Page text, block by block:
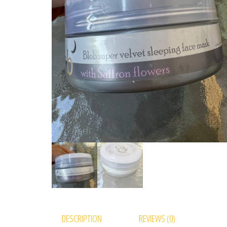
DESCRIPTION REVIEWS (0)